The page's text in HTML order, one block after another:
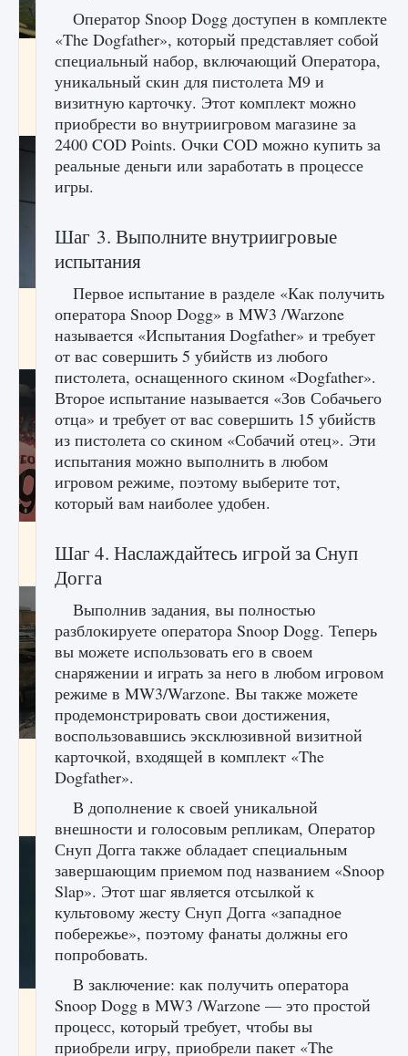
Как исправить ошибку Palworld EPalworld
«Идет сохранение мира — Невозможно
начать сохранение данных мира»
9 августа 2024
Все новые функции в режиме карьеры EA
FC 25
2 096 2
0
Как исправить текстовую ошибку
пользовательского интерфейса Delta
Force Hawk Ops
9 августа 2024 1 945 0 0
Как проверить статус сервера Delta Force
Hawk Ops
9 августа 2024 1 286 0 0
Оператор Snoop Dogg доступен в комплекте
«The Dogfather», который представляет собой
специальный набор, включающий Оператора,
уникальный скин для пистолета M9 и
визитную карточку. Этот комплект можно
приобрести во внутриигровом магазине за
2400 COD Points. Очки COD можно купить за
реальные деньги или заработать в процессе
игры.
Шаг 3. Выполните внутриигровые
испытания
Первое испытание в разделе «Как получить
оператора Snoop Dogg» в MW3 /Warzone
называется «Испытания Dogfather» и требует
от вас совершить 5 убийств из любого
пистолета, оснащенного скином «Dogfather».
Второе испытание называется «Зов Собачьего
отца» и требует от вас совершить 15 убийств
из пистолета со скином «Собачий отец». Эти
испытания можно выполнить в любом
игровом режиме, поэтому выберите тот,
который вам наиболее удобен.
Шаг 4. Наслаждайтесь игрой за Снуп
Догга
Выполнив задания, вы полностью
разблокируете оператора Snoop Dogg. Теперь
вы можете использовать его в своем
снаряжении и играть за него в любом игровом
режиме в MW3/Warzone. Вы также можете
продемонстрировать свои достижения,
воспользовавшись эксклюзивной визитной
карточкой, входящей в комплект «The
Dogfather».
В дополнение к своей уникальной
внешности и голосовым репликам, Оператор
Снуп Догга также обладает специальным
завершающим приемом под названием «Snoop
Slap». Этот шаг является отсылкой к
культовому жесту Снуп Догга «западное
побережье», поэтому фанаты должны его
попробовать.
В заключение: как получить оператора
Snoop Dogg в MW3 /Warzone — это простой
процесс, который требует, чтобы вы
приобрели игру, приобрели пакет «The